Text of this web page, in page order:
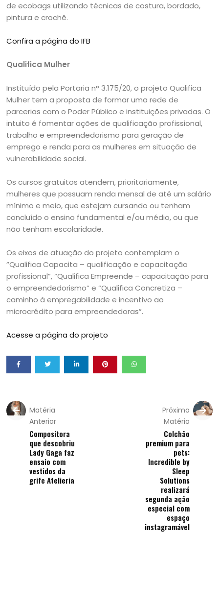
de ecobags utilizando técnicas de costura, bordado,
pintura e crochê.
Confira a página do IFB
Qualifica Mulher
Instituído pela Portaria n° 3.175/20, o projeto Qualifica
Mulher tem a proposta de formar uma rede de
parcerias com o Poder Público e instituições privadas. O
intuito é fomentar ações de qualificação profissional,
trabalho e empreendedorismo para geração de
emprego e renda para as mulheres em situação de
vulnerabilidade social.
Os cursos gratuitos atendem, prioritariamente,
mulheres que possuam renda mensal de até um salário
mínimo e meio, que estejam cursando ou tenham
concluído o ensino fundamental e/ou médio, ou que
não tenham escolaridade.
Os eixos de atuação do projeto contemplam o
“Qualifica Capacita – qualificação e capacitação
profissional”, “Qualifica Empreende – capacitação para
o empreendedorismo” e “Qualifica Concretiza –
caminho à empregabilidade e incentivo ao
microcrédito para empreendedoras”.
Acesse a página do projeto
Matéria
Anterior
Compositora
que descobriu
Lady Gaga faz
ensaio com
vestidos da
grife Atelieria
Próxima
Matéria
Colchão
premium para
pets:
Incredible by
Sleep
Solutions
realizará
segunda ação
especial com
espaço
instagramável